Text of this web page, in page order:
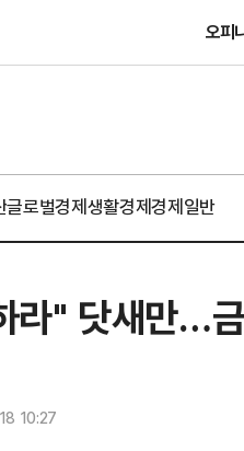
오피
글로벌경제생활경제경제일반
라" 닷새만…
10:27